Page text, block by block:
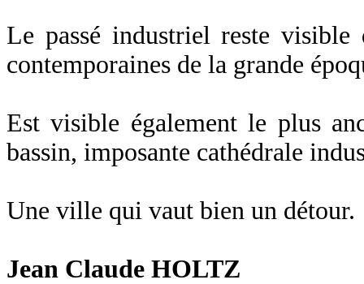
Le passé industriel reste visible
contemporaines de la grande
Est visible également le plus
bassin, imposante cathédrale
Une ville qui vaut bien un détour.
Jean Claude HOLTZ